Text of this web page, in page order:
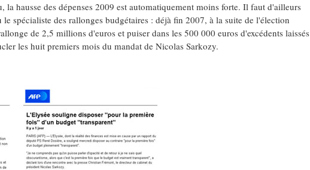
la hausse des dépenses 2009 est automatiquement moins forte. Il faut d'ailleurs
spécialiste des rallonges budgétaires : déjà fin 2007, à la suite de l'élection
de 2,5 millions d'euros et puiser dans les 500 000 euros d'excédents laissés
les huit premiers mois du mandat de Nicolas Sarkozy.